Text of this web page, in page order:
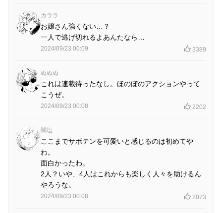
カララ
お嬢さん強くない…？
一人で逃げ切れるよあんたなら…
2024/09/23 00:09 3389
ぬぬぬ
これは連載待ったなし。ほのぼのアクションやって
こうぜ。
2024/09/23 00:08 2202
闇塩
ここまでサボテンを可愛いと感じるのは初めてや
わ。
面白かったわ。
2人？いや、4人はこれからも楽しく人々を助けるん
やろうな。
2024/09/23 00:08 2073